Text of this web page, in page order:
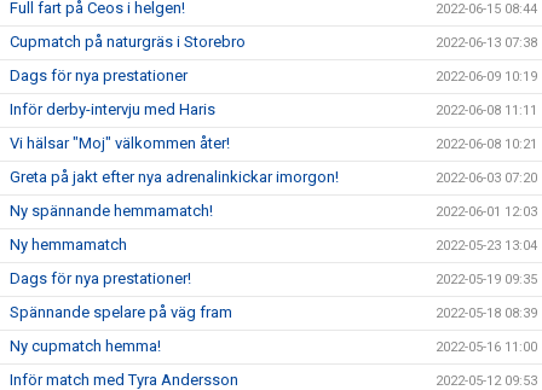
Full fart på Ceos i helgen! 2022-06-15 08:44
Cupmatch på naturgräs i Storebro 2022-06-13 07:38
Dags för nya prestationer 2022-06-09 10:19
Inför derby-intervju med Haris 2022-06-08 11:11
Vi hälsar "Moj" välkommen åter! 2022-06-08 10:21
Greta på jakt efter nya adrenalinkickar imorgon! 2022-06-03 07:20
Ny spännande hemmamatch! 2022-06-01 12:03
Ny hemmamatch 2022-05-23 13:04
Dags för nya prestationer! 2022-05-19 09:35
Spännande spelare på väg fram 2022-05-18 08:39
Ny cupmatch hemma! 2022-05-16 11:00
Inför match med Tyra Andersson 2022-05-12 09:53